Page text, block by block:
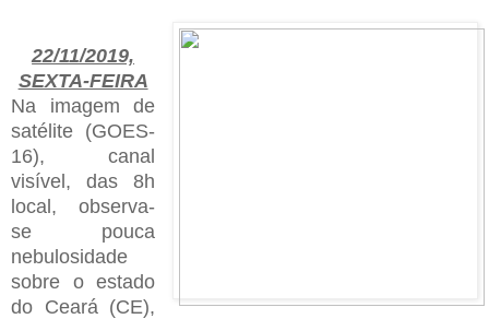
22/11/2019,
SEXTA-FEIRA
Na imagem de
satélite (GOES-
16), canal
visível, das 8h
local, observa-
se pouca
nebulosidade
sobre o estado
do Ceará (CE),